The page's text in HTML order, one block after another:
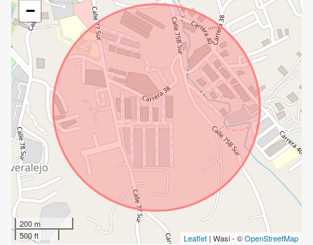
−
200 m
500 ft
Leaflet | Wasi - ©OpenStreetMap